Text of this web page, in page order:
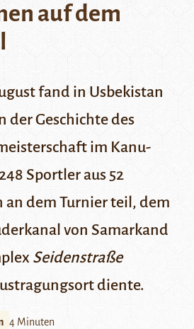
auf dem
fand in Usbekistan
der Geschichte des
im Kanu-
Sportler aus 52
an dem Turnier teil, dem
von Samarkand
Seidenstraße
diente.
4 Minuten